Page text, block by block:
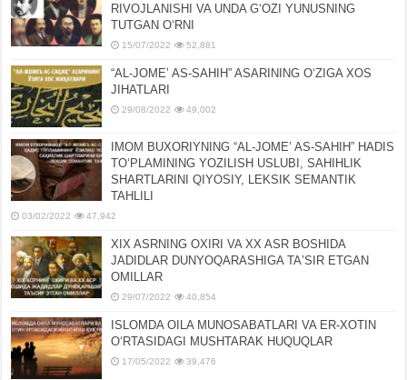
RIVOJLANISHI VA UNDA GʻOZI YUNUSNING
TUTGAN OʻRNI
15/07/2022 52,881
“AL-JOMEʼ AS-SAHIH” ASARINING OʻZIGA XOS
JIHATLARI
29/08/2022 49,002
IMOM BUXORIYNING “AL-JOMEʼ AS-SAHIH” HADIS
TOʻPLAMINING YOZILISH USLUBI, SAHIHLIK
SHARTLARINI QIYOSIY, LЕKSIK SЕMANTIK
TAHLILI
03/02/2022 47,942
XIX ASRNING OXIRI VA XX ASR BOSHIDA
JADIDLAR DUNYOQARASHIGA TAʼSIR ETGAN
OMILLAR
29/07/2022 40,854
ISLOMDA OILA MUNOSABATLARI VA ER-XOTIN
OʻRTASIDAGI MUSHTARAK HUQUQLAR
17/05/2022 39,476